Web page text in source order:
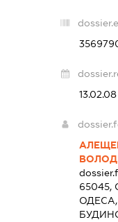
13.02.08
65045,